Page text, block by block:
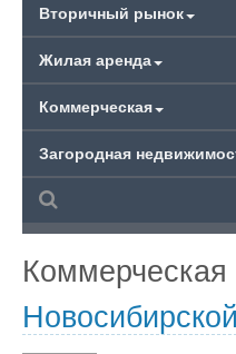
Вторичный рынок
Жилая аренда
Коммерческая
Загородная